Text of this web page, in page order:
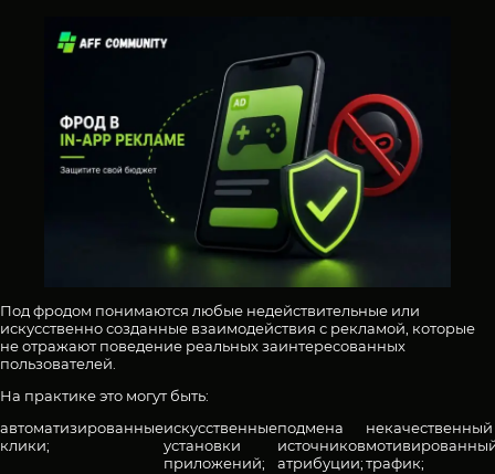
Под фродом понимаются любые недействительные или
искусственно созданные взаимодействия с рекламой, которые
не отражают поведение реальных заинтересованных
пользователей.
На практике это могут быть:
автоматизированные
клики;
искусственные
установки
приложений;
подмена
источников
атрибуции;
некачественный
трафик;